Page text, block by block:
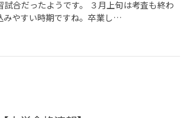
試合だったようです。 ３月上旬は考査も終わ
みやすい時期ですね。卒業し…